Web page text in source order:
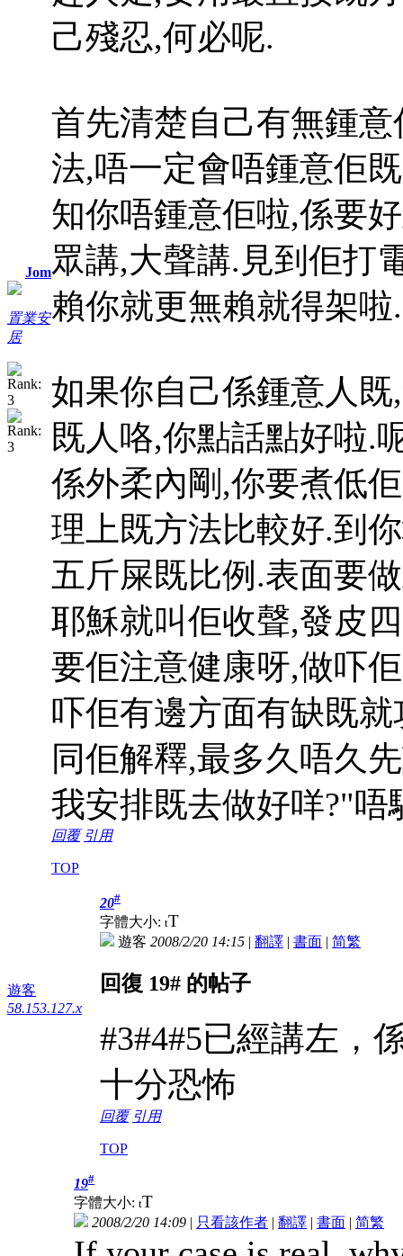
Jom
置業安
居
己殘忍,何必呢.
首先清楚自己有無鍾
法,唔一定會唔鍾意佢
知你唔鍾意佢啦,係要
眾講,大聲講.見到佢打
賴你就更無賴就得架啦.
如果你自己係鍾意人
既人咯,你點話點好啦.
係外柔內剛,你要煮低
理上既方法比較好.到
五斤屎既比例.表面要
耶穌就叫佢收聲,發皮
要佢注意健康呀,做吓
吓佢有邊方面有缺既
同佢解釋,最多久唔久
我安排既去做好咩?"
回覆 引用
TOP
遊客
58.153.127.x
20#
字體大小: tT
遊客 2008/2/20 14:15 | 翻譯 | 書面 | 简繁
回復 19# 的帖子
#3#4#5已經講左，
十分恐怖
回覆 引用
TOP
19#
字體大小: tT
2008/2/20 14:09 | 只看該作者 | 翻譯 | 書面 | 简繁